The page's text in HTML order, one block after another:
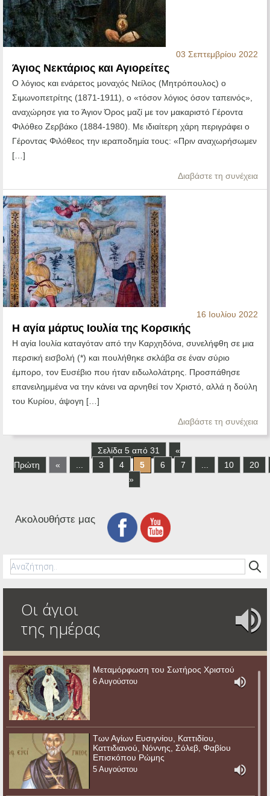
03 Σεπτεμβρίου 2022
Άγιος Νεκτάριος και Αγιορείτες
Ο λόγιος και ενάρετος μοναχός Νείλος (Μητρόπουλος) ο
Σιμωνοπετρίτης (1871-1911), ο «τόσον λόγιος όσον ταπεινός»,
αναχώρησε για το Άγιον Όρος μαζί με τον μακαριστό Γέροντα
Φιλόθεο Ζερβάκο (1884-1980). Με ιδιαίτερη χάρη περιγράφει ο
Γέροντας Φιλόθεος την ιεραποδημία τους: «Πριν αναχωρήσωμεν
[…]
Διαβάστε τη συνέχεια
16 Ιουλίου 2022
Η αγία μάρτυς Ιουλία της Κορσικής
Η αγία Ιουλία καταγόταν από την Καρχηδόνα, συνελήφθη σε μια
περσική εισβολή (*) και πουλήθηκε σκλάβα σε έναν σύριο
έμπορο, τον Ευσέβιο που ήταν ειδωλολάτρης. Προσπάθησε
επανειλημμένα να την κάνει να αρνηθεί τον Χριστό, αλλά η δούλη
του Κυρίου, άψογη […]
Διαβάστε τη συνέχεια
Σελίδα 5 από 31
«
Πρώτη
« 3 4 5 6 7 10
20
»
Ακολουθήστε μας
Οι άγιοι
της ημέρας
Μεταμόρφωση του Σωτήρος Χριστού
6 Αυγούστου
Των Αγίων Ευσιγνίου, Καττιδίου,
Καττιδιανού, Νόννης, Σόλεβ, Φαβίου
Επισκόπου Ρώμης
5 Αυγούστου